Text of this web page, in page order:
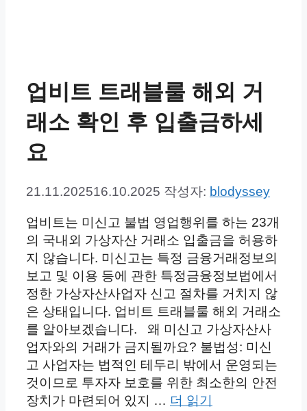
업비트 트래블룰 해외 거
래소 확인 후 입출금하세
요
21.11.202516.10.2025 작성자: blodyssey
업비트는 미신고 불법 영업행위를 하는 23개
의 국내외 가상자산 거래소 입출금을 허용하
지 않습니다. 미신고는 특정 금융거래정보의
보고 및 이용 등에 관한 특정금융정보법에서
정한 가상자산사업자 신고 절차를 거치지 않
은 상태입니다. 업비트 트래블룰 해외 거래소
를 알아보겠습니다. 왜 미신고 가상자산사
업자와의 거래가 금지될까요? 불법성: 미신
고 사업자는 법적인 테두리 밖에서 운영되는
것이므로 투자자 보호를 위한 최소한의 안전
장치가 마련되어 있지 … 더 읽기